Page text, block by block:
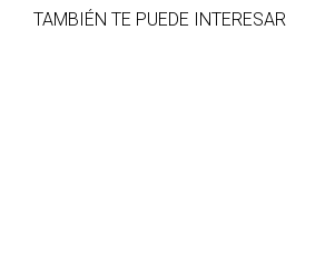
TAMBIÉN TE PUEDE INTERESAR